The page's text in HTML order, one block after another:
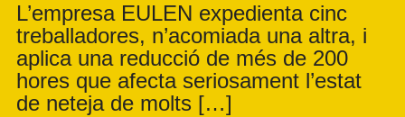
L’empresa EULEN expedienta cinc
treballadores, n’acomiada una altra, i
aplica una reducció de més de 200
hores que afecta seriosament l’estat
de neteja de molts […]